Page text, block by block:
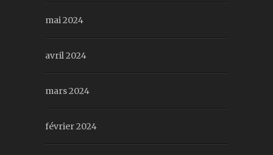
mai 2024
avril 2024
mars 2024
février 2024